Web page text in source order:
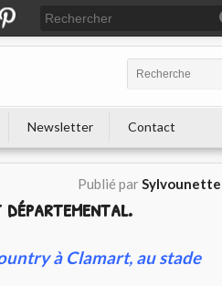
Newsletter Contact
Publié parSylvounette
à Clamart, au stade